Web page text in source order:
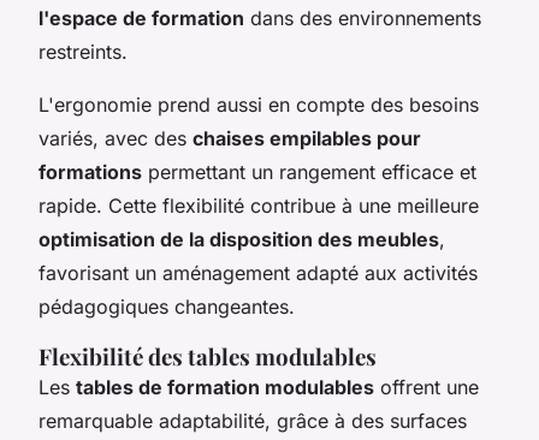
l'espace de formation dans des environnements
restreints.
L'ergonomie prend aussi en compte des besoins
variés, avec des chaises empilables pour
formations permettant un rangement efficace et
rapide. Cette flexibilité contribue à une meilleure
optimisation de la disposition des meubles,
favorisant un aménagement adapté aux activités
pédagogiques changeantes.
Flexibilité des tables modulables
Les tables de formation modulables offrent une
remarquable adaptabilité, grâce à des surfaces